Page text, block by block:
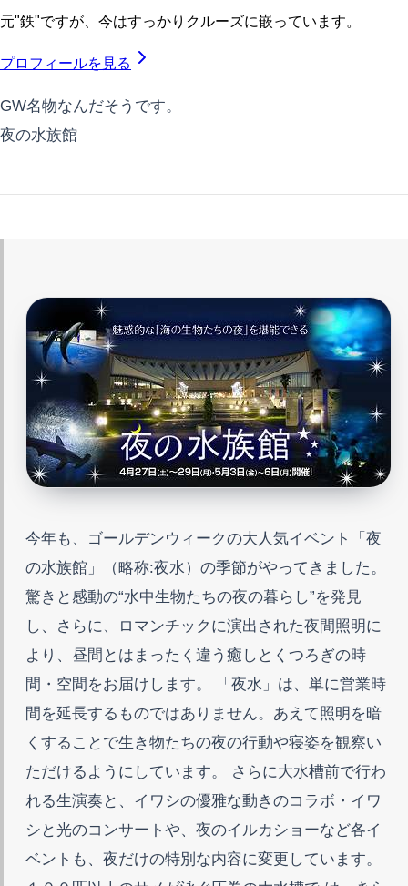
元"鉄"ですが、今はすっかりクルーズに嵌っています。
プロフィールを見る
GW名物なんだそうです。
夜の水族館
今年も、ゴールデンウィークの大人気イベント「夜
の水族館」（略称:夜水）の季節がやってきました。
驚きと感動の“水中生物たちの夜の暮らし”を発見
し、さらに、ロマンチックに演出された夜間照明に
より、昼間とはまったく違う癒しとくつろぎの時
間・空間をお届けします。 「夜水」は、単に営業時
間を延長するものではありません。あえて照明を暗
くすることで生き物たちの夜の行動や寝姿を観察い
ただけるようにしています。 さらに大水槽前で行わ
れる生演奏と、イワシの優雅な動きのコラボ・イワ
シと光のコンサートや、夜のイルカショーなど各イ
ベントも、夜だけの特別な内容に変更しています。